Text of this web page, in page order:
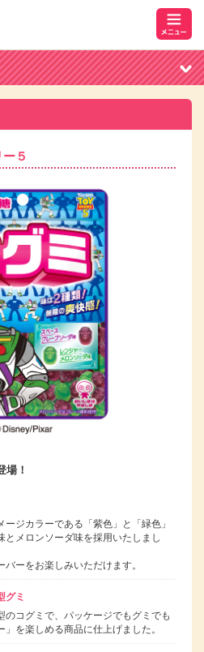
５
場！
ージカラーである「紫色」と「緑色」
メロンソーダ味を採用いたしまし
ーをお楽しみいただけます。
グミ
のコグミで、パッケージでもグミでも
を楽しめる商品に仕上げました。